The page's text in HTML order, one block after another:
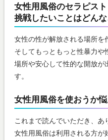
女性用風俗のセラピス
挑戦したいことはどん
女性の性が解放される場所を
そしてもっともっと性暴力や
場所や安心して性的な開放が
す。
女性用風俗を使おうか
これまで読んでいただき、あ
女性用風俗は利用される方が